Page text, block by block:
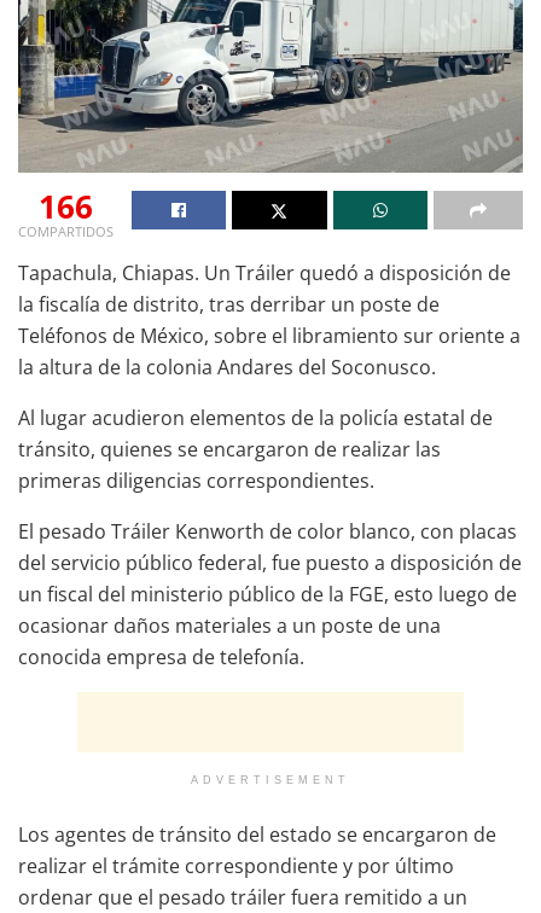
166
COMPARTIDOS
Tapachula, Chiapas. Un Tráiler quedó a disposición de
la fiscalía de distrito, tras derribar un poste de
Teléfonos de México, sobre el libramiento sur oriente a
la altura de la colonia Andares del Soconusco.
Al lugar acudieron elementos de la policía estatal de
tránsito, quienes se encargaron de realizar las
primeras diligencias correspondientes.
El pesado Tráiler Kenworth de color blanco, con placas
del servicio público federal, fue puesto a disposición de
un fiscal del ministerio público de la FGE, esto luego de
ocasionar daños materiales a un poste de una
conocida empresa de telefonía.
ADVERTISEMENT
Los agentes de tránsito del estado se encargaron de
realizar el trámite correspondiente y por último
ordenar que el pesado tráiler fuera remitido a un